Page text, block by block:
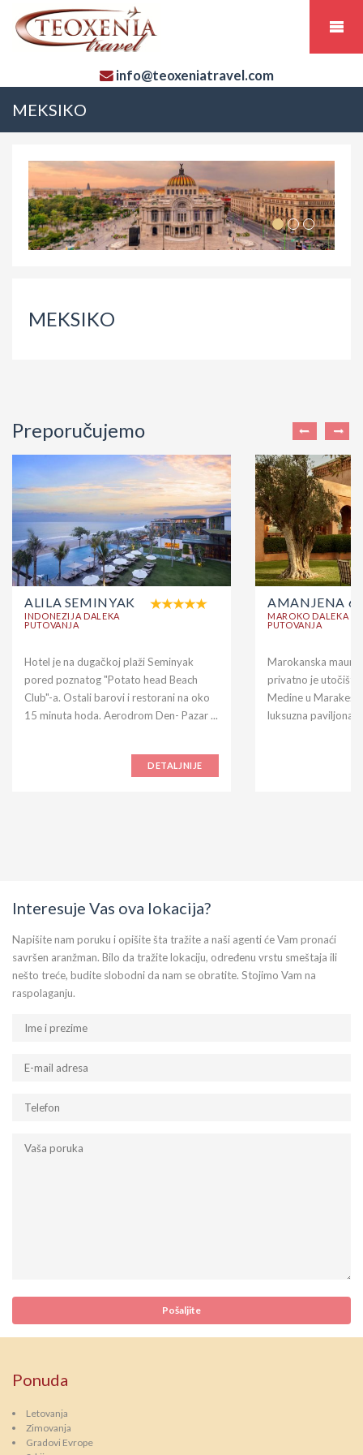
info@teoxeniatravel.com
MEKSIKO
MEKSIKO
Preporučujemo
ALILA SEMINYAK
INDONEZIJA DALEKA
PUTOVANJA
Hotel je na dugačkoj plaži Seminyak
pored poznatog "Potato head Beach
Club"-a. Ostali barovi i restorani na oko
15 minuta hoda. Aerodrom Den- Pazar ...
DETALJNIJE
AMANJENA 6*
MAROKO DALEKA
PUTOVANJA
Marokanska
privatno je utočište
Medine u
luksuzna paviljona i
Interesuje Vas ova lokacija?
Napišite nam poruku i opišite šta tražite a naši agenti će Vam pronaći
savršen aranžman. Bilo da tražite lokaciju, određenu vrstu smeštaja ili
nešto treće, budite slobodni da nam se obratite. Stojimo Vam na
raspolaganju.
Ponuda
Letovanja
Zimovanja
Gradovi Evrope